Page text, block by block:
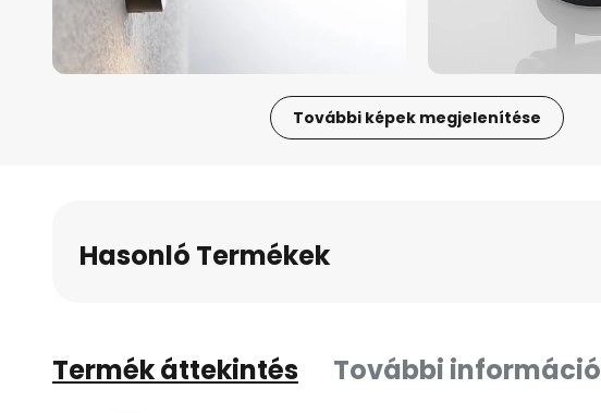
További képek megjelenítése
Hasonló Termékek
Termék áttekintés További információ